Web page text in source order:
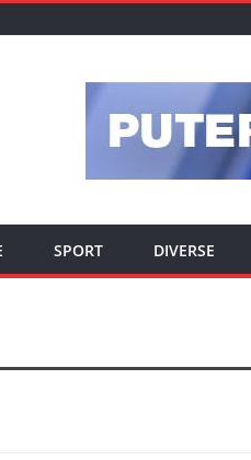
SPORT DIVERSE